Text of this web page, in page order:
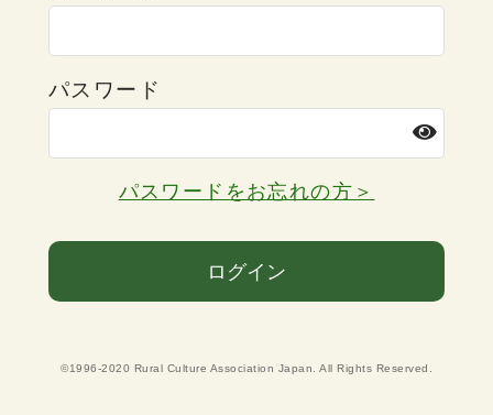
パスワード
パスワードをお忘れの方＞
ログイン
©1996-2020 Rural Culture Association Japan. All Rights Reserved.